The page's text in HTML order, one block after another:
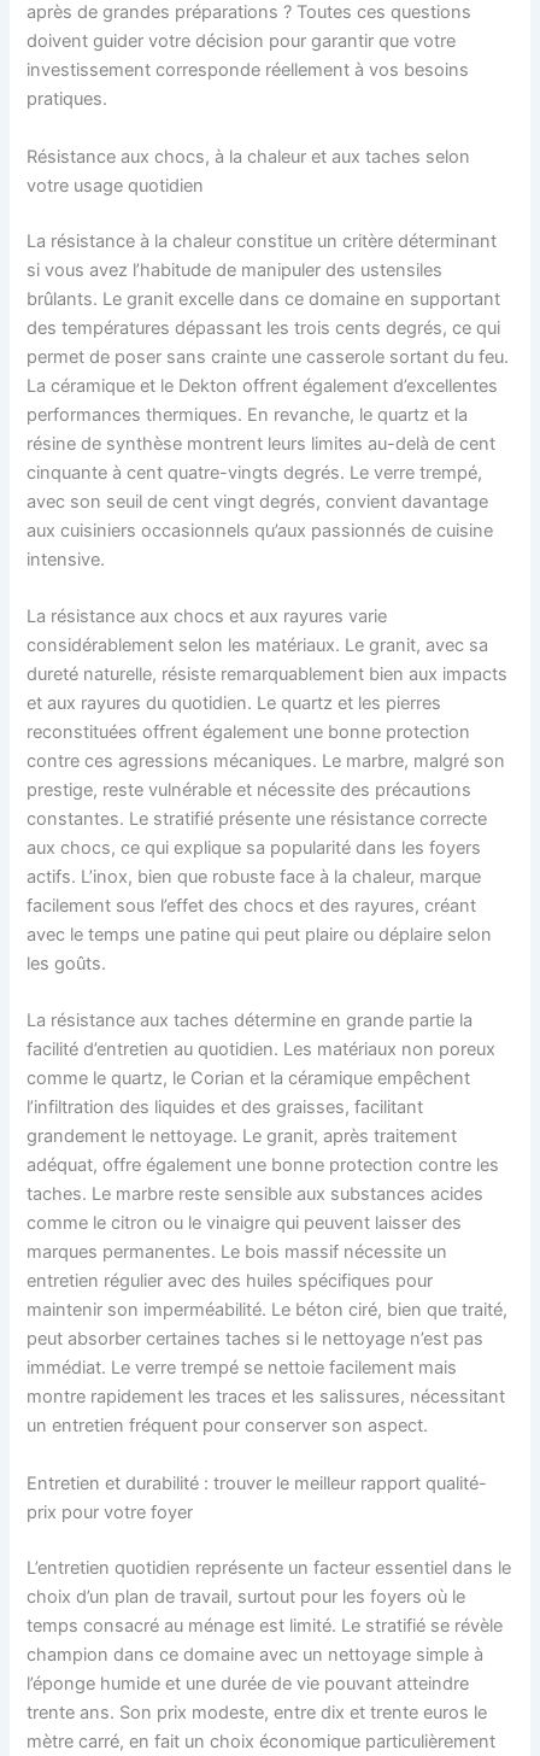
après de grandes préparations ? Toutes ces questions
doivent guider votre décision pour garantir que votre
investissement corresponde réellement à vos besoins
pratiques.
Résistance aux chocs, à la chaleur et aux taches selon
votre usage quotidien
La résistance à la chaleur constitue un critère déterminant
si vous avez l’habitude de manipuler des ustensiles
brûlants. Le granit excelle dans ce domaine en supportant
des températures dépassant les trois cents degrés, ce qui
permet de poser sans crainte une casserole sortant du feu.
La céramique et le Dekton offrent également d’excellentes
performances thermiques. En revanche, le quartz et la
résine de synthèse montrent leurs limites au-delà de cent
cinquante à cent quatre-vingts degrés. Le verre trempé,
avec son seuil de cent vingt degrés, convient davantage
aux cuisiniers occasionnels qu’aux passionnés de cuisine
intensive.
La résistance aux chocs et aux rayures varie
considérablement selon les matériaux. Le granit, avec sa
dureté naturelle, résiste remarquablement bien aux impacts
et aux rayures du quotidien. Le quartz et les pierres
reconstituées offrent également une bonne protection
contre ces agressions mécaniques. Le marbre, malgré son
prestige, reste vulnérable et nécessite des précautions
constantes. Le stratifié présente une résistance correcte
aux chocs, ce qui explique sa popularité dans les foyers
actifs. L’inox, bien que robuste face à la chaleur, marque
facilement sous l’effet des chocs et des rayures, créant
avec le temps une patine qui peut plaire ou déplaire selon
les goûts.
La résistance aux taches détermine en grande partie la
facilité d’entretien au quotidien. Les matériaux non poreux
comme le quartz, le Corian et la céramique empêchent
l’infiltration des liquides et des graisses, facilitant
grandement le nettoyage. Le granit, après traitement
adéquat, offre également une bonne protection contre les
taches. Le marbre reste sensible aux substances acides
comme le citron ou le vinaigre qui peuvent laisser des
marques permanentes. Le bois massif nécessite un
entretien régulier avec des huiles spécifiques pour
maintenir son imperméabilité. Le béton ciré, bien que traité,
peut absorber certaines taches si le nettoyage n’est pas
immédiat. Le verre trempé se nettoie facilement mais
montre rapidement les traces et les salissures, nécessitant
un entretien fréquent pour conserver son aspect.
Entretien et durabilité : trouver le meilleur rapport qualité-
prix pour votre foyer
L’entretien quotidien représente un facteur essentiel dans le
choix d’un plan de travail, surtout pour les foyers où le
temps consacré au ménage est limité. Le stratifié se révèle
champion dans ce domaine avec un nettoyage simple à
l’éponge humide et une durée de vie pouvant atteindre
trente ans. Son prix modeste, entre dix et trente euros le
mètre carré, en fait un choix économique particulièrement